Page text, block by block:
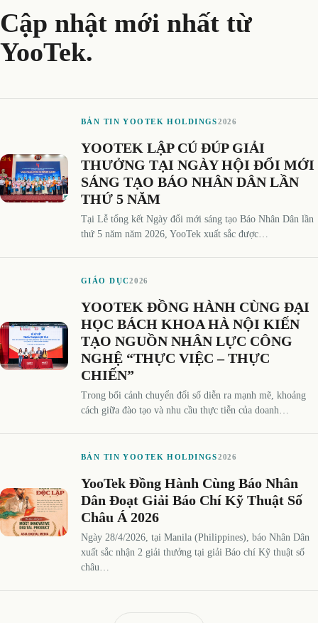
Cập nhật mới nhất từ
YooTek.
BẢN TIN YOOTEK HOLDINGS2026
YOOTEK LẬP CÚ ĐÚP GIẢI
THƯỞNG TẠI NGÀY HỘI ĐỔI MỚI
SÁNG TẠO BÁO NHÂN DÂN LẦN
THỨ 5 NĂM
Tại Lễ tổng kết Ngày đổi mới sáng tạo Báo Nhân Dân lần
thứ 5 năm năm 2026, YooTek xuất sắc được…
GIÁO DỤC2026
YOOTEK ĐỒNG HÀNH CÙNG ĐẠI
HỌC BÁCH KHOA HÀ NỘI KIẾN
TẠO NGUỒN NHÂN LỰC CÔNG
NGHỆ “THỰC VIỆC – THỰC
CHIẾN”
Trong bối cảnh chuyển đổi số diễn ra mạnh mẽ, khoảng
cách giữa đào tạo và nhu cầu thực tiễn của doanh…
BẢN TIN YOOTEK HOLDINGS2026
YooTek Đồng Hành Cùng Báo Nhân
Dân Đoạt Giải Báo Chí Kỹ Thuật Số
Châu Á 2026
Ngày 28/4/2026, tại Manila (Philippines), báo Nhân Dân
xuất sắc nhận 2 giải thưởng tại giải Báo chí Kỹ thuật số
châu…